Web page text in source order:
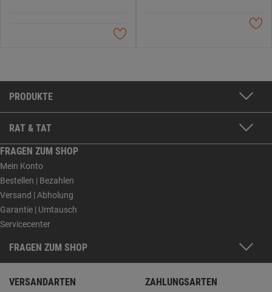
PRODUKTE
RAT & TAT
FRAGEN ZUM SHOP
Mein Konto
Bestellen | Bezahlen
Versand | Abholung
Garantie | Umtausch
Servicecenter
FRAGEN ZUM SHOP
VERSANDARTEN ZAHLUNGSARTEN